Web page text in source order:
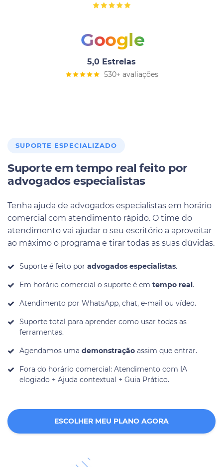
Google
5,0 Estrelas
530+ avaliações
SUPORTE ESPECIALIZADO
Suporte em tempo real feito por
advogados especialistas
Tenha ajuda de advogados especialistas em horário
comercial com atendimento rápido. O time do
atendimento vai ajudar o seu escritório a aproveitar
ao máximo o programa e tirar todas as suas dúvidas.
Suporte é feito por advogados especialistas.
Em horário comercial o suporte é em tempo real.
Atendimento por WhatsApp, chat, e-mail ou vídeo.
Suporte total para aprender como usar todas as
ferramentas.
Agendamos uma demonstração assim que entrar.
Fora do horário comercial: Atendimento com IA
elogiado + Ajuda contextual + Guia Prático.
ESCOLHER MEU PLANO AGORA